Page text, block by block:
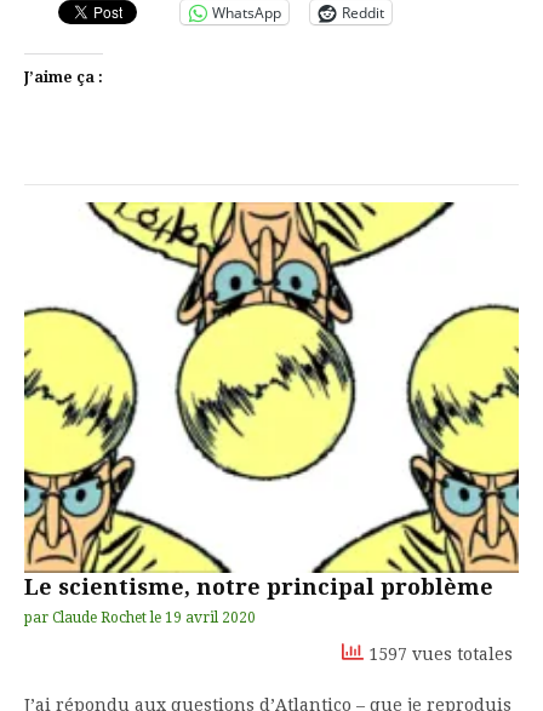
WhatsApp Reddit
J’aime ça :
Le scientisme, notre principal problème
par Claude Rochet le 19 avril 2020
1597 vues totales
J’ai répondu aux questions d’Atlantico – que je reproduis